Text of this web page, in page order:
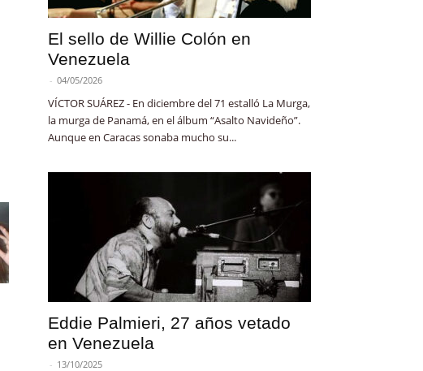
El sello de Willie Colón en
Venezuela
- 04/05/2026
VÍCTOR SUÁREZ - En diciembre del 71 estalló La Murga,
la murga de Panamá, en el álbum “Asalto Navideño”.
Aunque en Caracas sonaba mucho su...
Eddie Palmieri, 27 años vetado
en Venezuela
- 13/10/2025